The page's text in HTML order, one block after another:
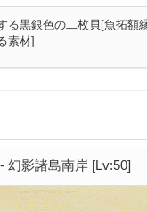
る黒銀色の二枚貝[魚拓額
素材]
幻影諸島南岸 [Lv:50]